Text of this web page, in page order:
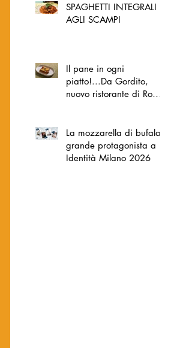
SPAGHETTI INTEGRALI
AGLI SCAMPI
Il pane in ogni
piatto!...Da Gordito,
nuovo ristorante di Roma
La mozzarella di bufala
grande protagonista a
Identità Milano 2026